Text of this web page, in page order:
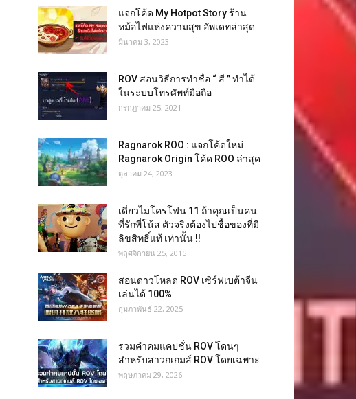
แจกโค้ด My Hotpot Story ร้าน
หม้อไฟแห่งความสุข อัพเดทล่าสุด
มีนาคม 3, 2023
ROV สอนวิธีการทำชื่อ “ สี ” ทำได้
ในระบบโทรศัพท์มือถือ
กรกฎาคม 25, 2021
Ragnarok ROO : แจกโค้ดใหม่
Ragnarok Origin โค้ด ROO ล่าสุด
ตุลาคม 24, 2023
เดี่ยวไมโครโฟน 11 ถ้าคุณเป็นคน
ที่รักพี่โน้ส ตัวจริงต้องไปชื้อของที่มี
ลิขสิทธิ์แท้ เท่านั้น !!
พฤศจิกายน 25, 2015
สอนดาวโหลด ROV เซิร์ฟเบต้าจีน
เล่นได้ 100%
กุมภาพันธ์ 22, 2025
รวมคำคมแคปชั่น ROV โดนๆ
สำหรับสาวกเกมส์ ROV โดยเฉพาะ
พฤษภาคม 29, 2026